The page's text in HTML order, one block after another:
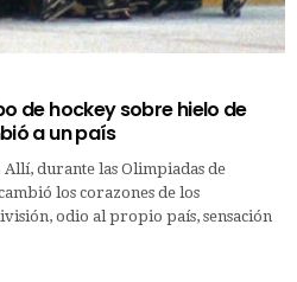
de hockey sobre hielo de
a un país
durante las Olimpiadas de
los corazones de los
odio al propio país, sensación